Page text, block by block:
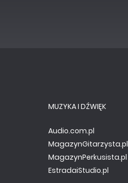
MUZYKA I DŹWIĘK
Audio.com.pl
MagazynGitarzysta.pl
MagazynPerkusista.pl
EstradaiStudio.pl